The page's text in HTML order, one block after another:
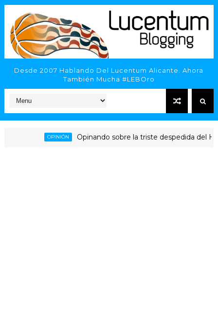
Desde 2007 Hablando Del Lucentum Alicante. Ahora
También Mucha #LEBOro
Opinando sobre la triste despedida del HLA